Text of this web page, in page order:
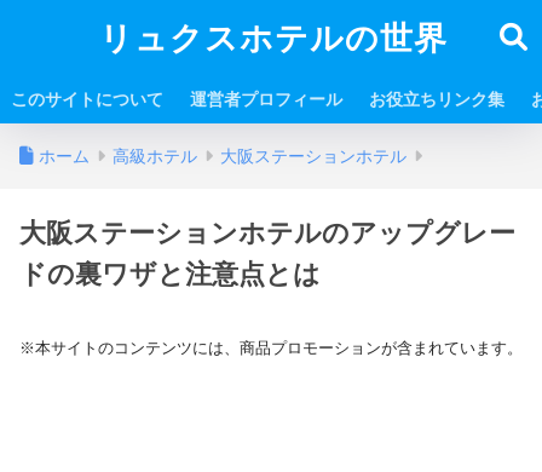
リュクスホテルの世界
このサイトについて 運営者プロフィール お役立ちリンク集
ホーム 高級ホテル 大阪ステーションホテル
大阪ステーションホテルのアップグレー
ドの裏ワザと注意点とは
※本サイトのコンテンツには、商品プロモーションが含まれています。